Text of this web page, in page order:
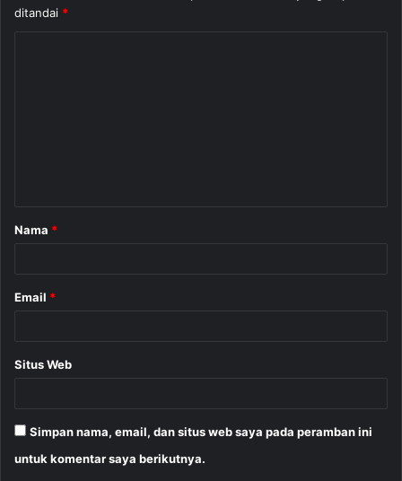
ditandai *
r
Nama *
Email *
Situs Web
Simpan nama, email, dan situs web saya pada peramban ini
untuk komentar saya berikutnya.